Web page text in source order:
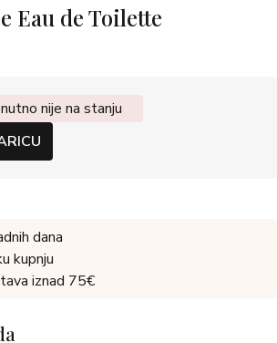
Eau de Toilette
nije na stanju
dana
kupnju
iznad 75€